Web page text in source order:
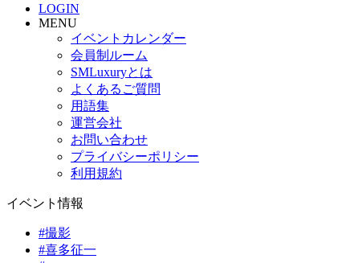
LOGIN
MENU
イベントカレンダー
会員制ルーム
SMLuxuryとは
よくあるご質問
用語集
運営会社
お問い合わせ
プライバシーポリシー
利用規約
イベント情報
#撮影
#喜多征一